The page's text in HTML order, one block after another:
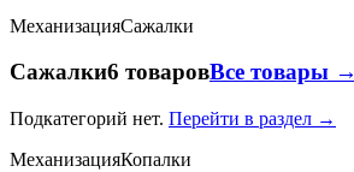
МеханизацияСажалки
Сажалки6 товаровВсе товары →
Подкатегорий нет. Перейти в раздел →
МеханизацияКопалки